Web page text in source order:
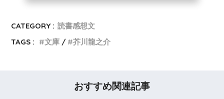
CATEGORY : 読書感想文
TAGS :
文庫 芥川龍之介
おすすめ関連記事